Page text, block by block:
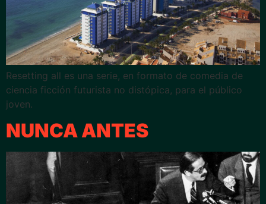
Resetting all es una serie, en formato de comedia de
ciencia ficción futurista no distópica, para el público
joven.
NUNCA ANTES